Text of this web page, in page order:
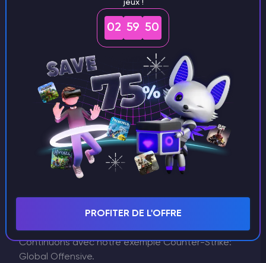
Nous avons créé un jeton Steam, mais nous vous
expliquerons plus tard comment l'utiliser et à
quels fichiers du serveur l'ajouter.
Après avoir créé un jeton, vous devez l'ajouter au
serveur.
Continuons avec notre exemple Counter-Strike:
Global Offensive.
jeux !
02 59 50
PROFITER DE L'OFFRE